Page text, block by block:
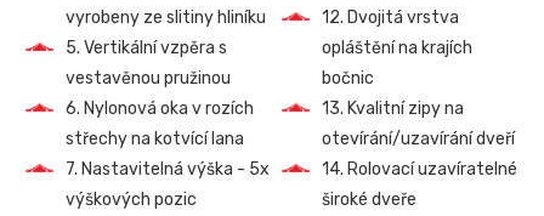
vyrobeny ze slitiny hliníku
5. Vertikální vzpěra s
vestavěnou pružinou
6. Nylonová oka v rozích
střechy na kotvící lana
7. Nastavitelná výška - 5x
výškových pozic
12. Dvojitá vrstva
opláštění na krajích
bočnic
13. Kvalitní zipy na
otevírání/uzavírání dveří
14. Rolovací uzavíratelné
široké dveře